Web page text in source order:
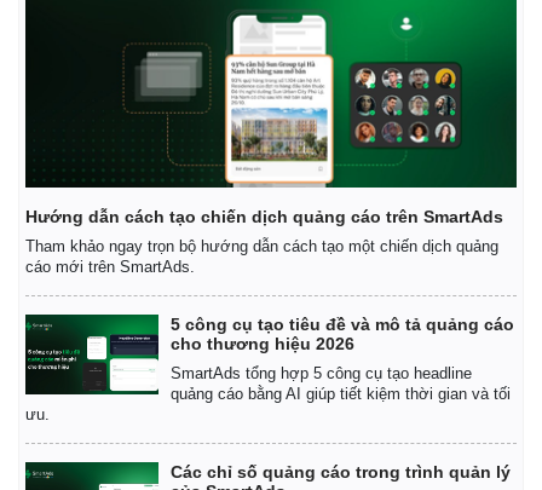
Hướng dẫn cách tạo chiến dịch quảng cáo trên SmartAds
Tham khảo ngay trọn bộ hướng dẫn cách tạo một chiến dịch quảng
cáo mới trên SmartAds.
5 công cụ tạo tiêu đề và mô tả quảng cáo
cho thương hiệu 2026
SmartAds tổng hợp 5 công cụ tạo headline
quảng cáo bằng AI giúp tiết kiệm thời gian và tối
ưu.
Các chỉ số quảng cáo trong trình quản lý